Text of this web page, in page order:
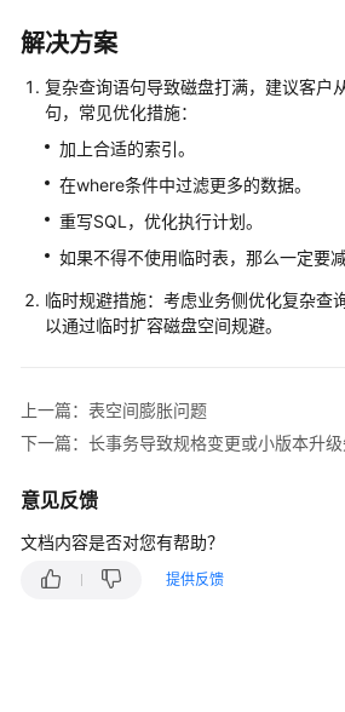
最
实
践
性
白
皮
SDK
考
见
解决方案
复杂查询语句导致磁盘打满，建议客户
句，常见优化措施：
加上合适的索引。
在where条件中过滤更多的数据。
重写SQL，优化执行计划。
如果不得不使用临时表，那么一定要减
临时规避措施：考虑业务侧优化复杂查
以通过临时扩容磁盘空间规避。
上一篇：表空间膨胀问题
下一篇：长事务导致规格变更或小版本升
意见反馈
文档内容是否对您有帮助？
提供反馈